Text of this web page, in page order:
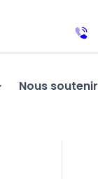
Nous soutenir